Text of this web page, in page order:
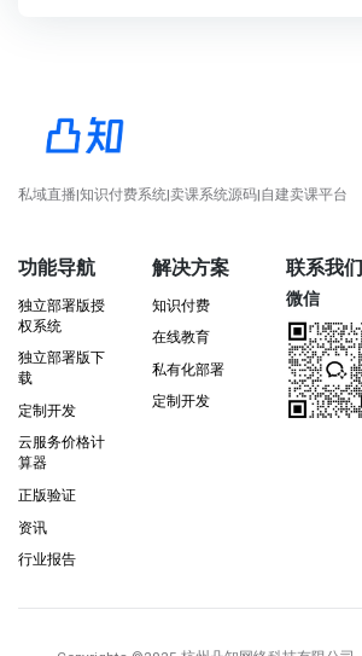
私域直播|知识付费系统|卖课系统源码|自建卖课平台
功能导航
独立部署版授
权系统
独立部署版下
载
定制开发
云服务价格计
算器
正版验证
资讯
行业报告
解决方案
知识付费
在线教育
私有化部署
定制开发
联系我们
微信